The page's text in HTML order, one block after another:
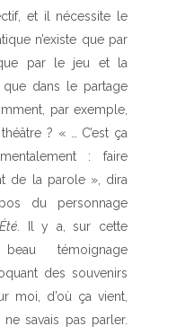
et il nécessite le
n’existe que par
que par le jeu et la
dans le partage
par exemple,
? « … C’est ça
: faire
de la parole », dira
du personnage
Été. Il y a, sur cette
témoignage
des souvenirs
moi, d’où ça vient,
ne savais pas parler.